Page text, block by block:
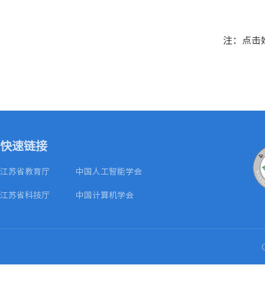
注：点击
快速链接
江苏省教育厅
中国人工智能学会
江苏省科技厅
中国计算机学会